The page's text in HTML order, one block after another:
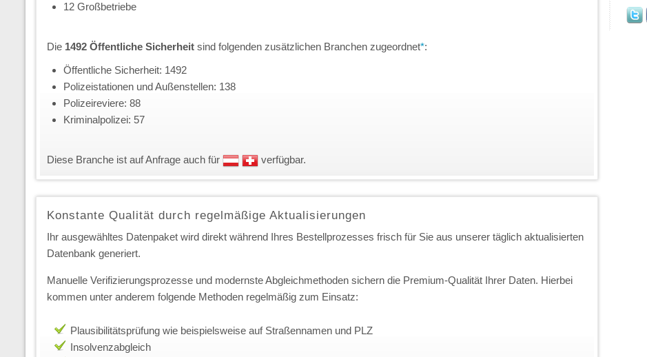
12 Großbetriebe
Die 1492 Öffentliche Sicherheit sind folgenden zusätzlichen Branchen zugeordnet*:
Öffentliche Sicherheit: 1492
Polizeistationen und Außenstellen: 138
Polizeireviere: 88
Kriminalpolizei: 57
Diese Branche ist auf Anfrage auch für verfügbar.
Konstante Qualität durch regelmäßige Aktualisierungen
Ihr ausgewähltes Datenpaket wird direkt während Ihres Bestellprozesses frisch für Sie aus unserer täglich aktualisierten
Datenbank generiert.
Manuelle Verifizierungsprozesse und modernste Abgleichmethoden sichern die Premium-Qualität Ihrer Daten. Hierbei
kommen unter anderem folgende Methoden regelmäßig zum Einsatz:
Plausibilitätsprüfung wie beispielsweise auf Straßennamen und PLZ
Insolvenzabgleich